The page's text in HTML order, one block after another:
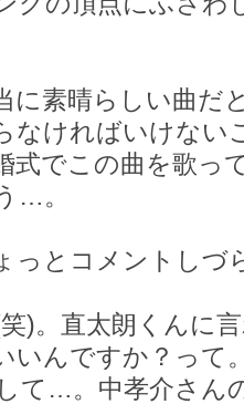
に素晴らしい曲だ
なければいけない
式でこの曲を歌っ
…。
っとコメントしづ
)。直太朗くんに
いんですか？って
て…。中孝介さん